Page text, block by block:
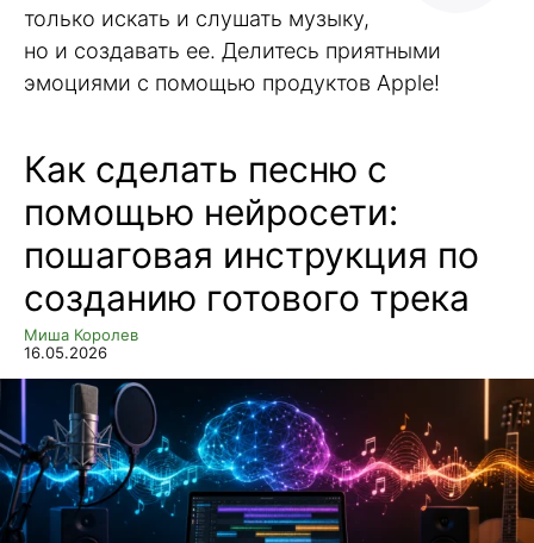
только искать и слушать музыку,
но и создавать ее. Делитесь приятными
эмоциями с помощью продуктов Apple!
Как сделать песню с
помощью нейросети:
пошаговая инструкция по
созданию готового трека
Миша Королев
16.05.2026